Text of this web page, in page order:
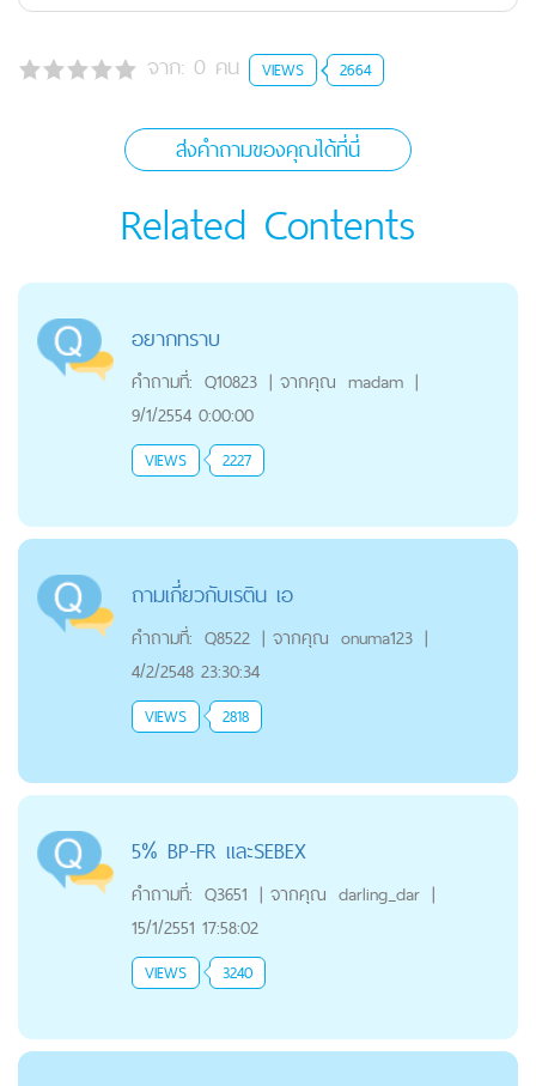
จาก: 0 คน VIEWS 2664
ส่งคำถามของคุณได้ที่นี่
Related Contents
อยากทราบ
คำถามที่: Q10823 | จากคุณ madam |
9/1/2554 0:00:00
VIEWS 2227
ถามเกี่ยวกับเรติน เอ
คำถามที่: Q8522 | จากคุณ onuma123 |
4/2/2548 23:30:34
VIEWS 2818
5% BP-FR และSEBEX
คำถามที่: Q3651 | จากคุณ darling_dar |
15/1/2551 17:58:02
VIEWS 3240